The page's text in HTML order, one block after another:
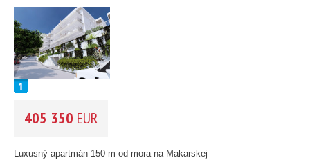
405 350 EUR
Luxusný apartmán 150 m od mora na Makarskej